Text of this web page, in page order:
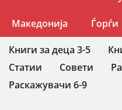
Македонија Ѓорѓи
Книги за деца 3-5
Статии
Совети
Раскажувачи 6-9